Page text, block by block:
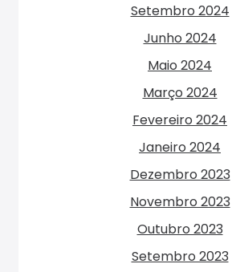
Setembro 2024
Junho 2024
Maio 2024
Março 2024
Fevereiro 2024
Janeiro 2024
Dezembro 2023
Novembro 2023
Outubro 2023
Setembro 2023